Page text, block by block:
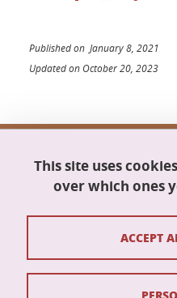
This site uses
over which ones
ACCEPT
Published on January 8, 2021
Updated on October 20, 2023
Science and Technology,
Maison du doctorat Jean
38400 Saint-Martin-d'Hères
ed-mstii@univ-grenoble-